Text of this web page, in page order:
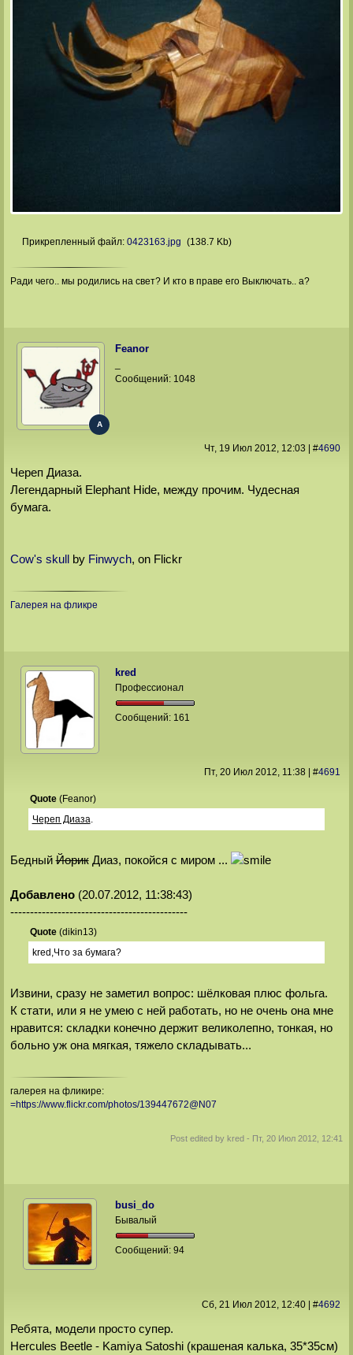
Прикрепленный файл: 0423163.jpg (138.7 Kb)
Ради чего.. мы родились на свет? И кто в праве его Выключать.. а?
Feanor
A
Сообщений: 1048
Чт, 19 Июл 2012 , 12:03 | #4690
Череп Диаза.
Легендарный Elephant Hide, между прочим. Чудесная
бумага.
Cow's skullby Finwych, on Flickr
Галерея на фликре
kred
Профессионал
Сообщений: 161
Пт, 20 Июл 2012 , 11:38| #4691
Quote(Feanor)
Череп Диаза.
БедныйЙорикДиаз, покойся с миром ...
Добавлено(20.07.2012, 11:38:43)
---------------------------------------------
Quote(dikin13)
kred,Что за бумага?
Извини, сразу не заметил вопрос: шёлковая плюс фольга.
К стати, или я не умею с ней работать, но не очень она мне
нравится: складки конечно держит великолепно, тонкая, но
больно уж она мягкая, тяжело складывать...
галерея на фликире:
=https://www.flickr.com/photos/139447672@N07
Post edited by kred - Пт, 20 Июл 2012, 12:41
busi_do
Бывалый
Сообщений:94
Сб, 21 Июл 2012 , 12:40| #4692
Ребята, модели просто супер.
Hercules Beetle - Kamiya Satoshi (крашеная калька, 35*35см)